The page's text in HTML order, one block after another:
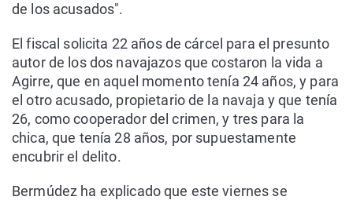
de los acusados".
El fiscal solicita 22 años de cárcel para el presunto
autor de los dos navajazos que costaron la vida a
Agirre, que en aquel momento tenía 24 años, y para
el otro acusado, propietario de la navaja y que tenía
26, como cooperador del crimen, y tres para la
chica, que tenía 28 años, por supuestamente
encubrir el delito.
Bermúdez ha explicado que este viernes se